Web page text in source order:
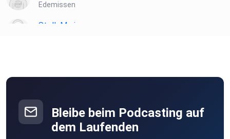
Edemissen
StellaMaria
Spremberg
MitschI
Frankenberg/Eder
Bleibe beim Podcasting auf
dem Laufenden